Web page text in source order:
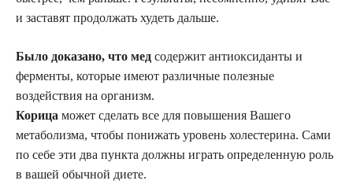
и заставят продолжать худеть дальше.
Было доказано, что мед содержит антиоксиданты и
ферменты, которые имеют различные полезные
воздействия на организм.
Корица может сделать все для повышения Вашего
метаболизма, чтобы понижать уровень холестерина. Сами
по себе эти два пункта должны играть определенную роль
в вашей обычной диете.